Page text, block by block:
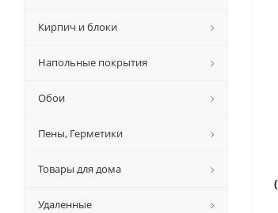
Кирпич и блоки
Напольные покрытия
Обои
Пены, Герметики
Товары для дома
Удаленные